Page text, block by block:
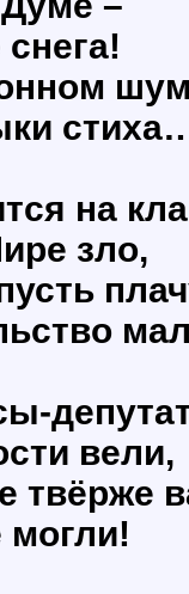
на
зло,
вели,
твёрже
могли!